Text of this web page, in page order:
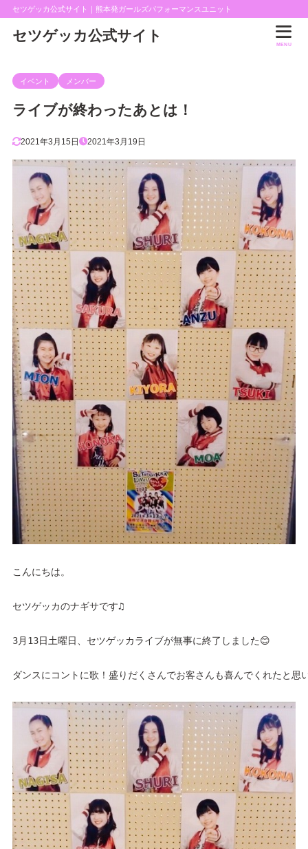
セツゲッカ公式サイト｜熊本発ガールズパフォーマンスユニット
セツゲッカ公式サイト
MENU
イベント メンバー
ライブが終わったあとは！
2021年3月15日 2021年3月19日
こんにちは。
セツゲッカのナギサです♫
3月13日土曜日、セツゲッカライブが無事に終了しました😊
ダンスにコントに歌！盛りだくさんでお客さんも喜んでくれたと思